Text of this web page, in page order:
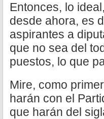
Entonces, lo
desde ahora, es
aspirantes a
que no sea del
puestos, lo que
Mire, como
harán con el
que harán del